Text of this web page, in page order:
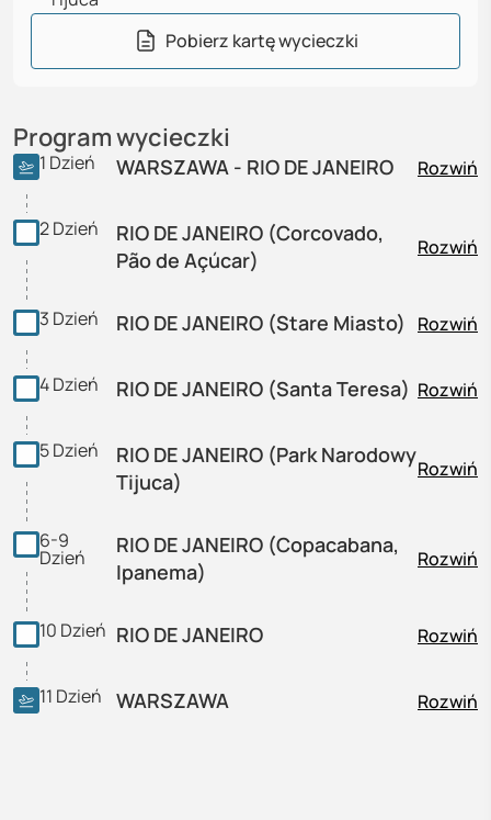
Pobierz kartę wycieczki
Program wycieczki
1 Dzień WARSZAWA - RIO DE JANEIRO Rozwiń
2Dzień
RIO DE JANEIRO (Corcovado,
Pão de Açúcar)
Rozwiń
3 Dzień RIO DE JANEIRO (Stare Miasto) Rozwiń
4Dzień RIO DE JANEIRO (Santa Teresa) Rozwiń
5Dzień
RIO DE JANEIRO (Park Narodowy
Tijuca)
Rozwiń
6-9
Dzień
RIO DE JANEIRO (Copacabana,
Ipanema)
Rozwiń
10 Dzień RIO DE JANEIRO Rozwiń
11 Dzień WARSZAWA Rozwiń